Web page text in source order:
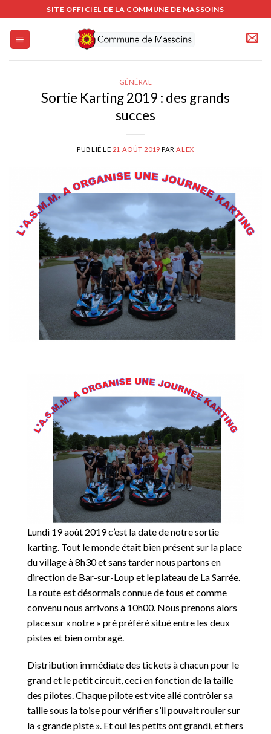
au
contenu
SITE OFFICIEL DE LA COMMUNE DE MASSOINS
GÉNÉRAL
Sortie Karting 2019 : des grands
succes
PUBLIÉ LE 21 AOÛT 2019 PAR ALEX
Lundi 19 août 2019 c’est la date de notre sortie
karting. Tout le monde était bien présent sur la place
du village à 8h30 et sans tarder nous partons en
direction de Bar-sur-Loup et le plateau de La Sarrée.
La route est désormais connue de tous et comme
convenu nous arrivons à 10h00. Nous prenons alors
place sur « notre » pré préféré situé entre les deux
pistes et bien ombragé.
Distribution immédiate des tickets à chacun pour le
grand et le petit circuit, ceci en fonction de la taille
des pilotes. Chaque pilote est vite allé contrôler sa
taille sous la toise pour vérifier s’il pouvait rouler sur
la « grande piste ». Et oui les petits ont grandi, et fiers